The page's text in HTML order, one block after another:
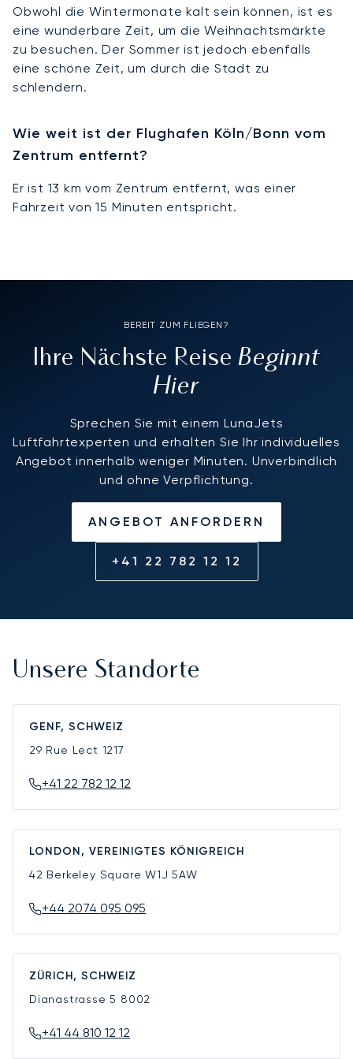
Obwohl die Wintermonate kalt sein können, ist es
eine wunderbare Zeit, um die Weihnachtsmärkte
zu besuchen. Der Sommer ist jedoch ebenfalls
eine schöne Zeit, um durch die Stadt zu
schlendern.
Wie weit ist der Flughafen Köln/Bonn vom
Zentrum entfernt?
Er ist 13 km vom Zentrum entfernt, was einer
Fahrzeit von 15 Minuten entspricht.
BEREIT ZUM FLIEGEN?
Ihre Nächste ReiseBeginnt
Hier
Sprechen Sie mit einem LunaJets
Luftfahrtexperten und erhalten Sie Ihr individuelles
Angebot innerhalb weniger Minuten. Unverbindlich
und ohne Verpflichtung.
ANGEBOT ANFORDERN
+41 22 782 12 12
Unsere Standorte
GENF, SCHWEIZ
29 Rue Lect 1217
+41 22 782 12 12
LONDON, VEREINIGTES KÖNIGREICH
42 Berkeley SquareW1J 5AW
+44 2074 095 095
ZÜRICH, SCHWEIZ
Dianastrasse 5 8002
+41 44 810 12 12